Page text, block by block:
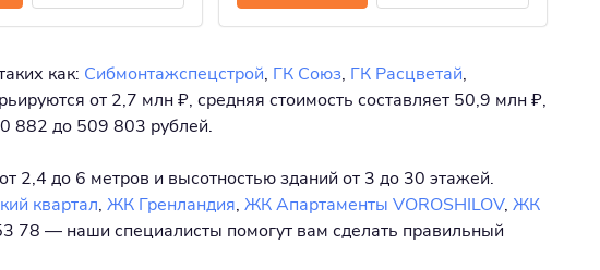
как: Сибмонтажспецстрой, ГК Союз, ГК Расцветай,
от 2,7 млн ₽, средняя стоимость составляет 50,9 млн ₽,
882 до 509 803 рублей.
2,4 до 6 метров и высотностью зданий от 3 до 30 этажей.
квартал, ЖК Гренландия, ЖК Апартаменты VOROSHILOV, ЖК
78 — наши специалисты помогут вам сделать правильный